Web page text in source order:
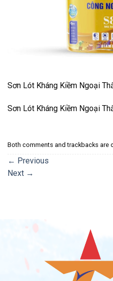
Sơn Lót Kháng Kiềm Ngoại
Sơn Lót Kháng Kiềm Ngoại
Both comments and trackbacks are
← Previous
Next →